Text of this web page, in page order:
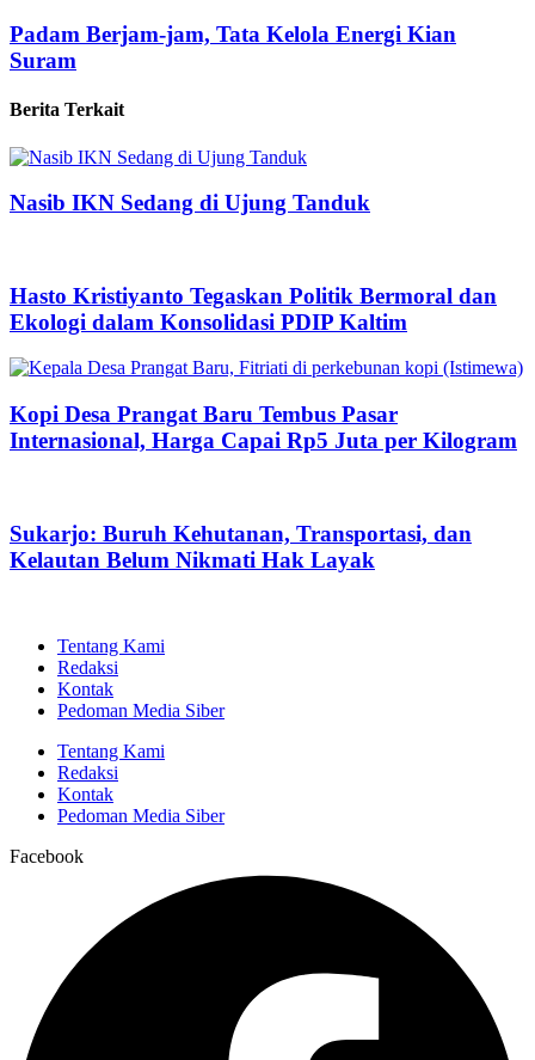
Padam Berjam-jam, Tata Kelola Energi Kian
Suram
Berita Terkait
Nasib IKN Sedang di Ujung Tanduk
Hasto Kristiyanto Tegaskan Politik Bermoral dan
Ekologi dalam Konsolidasi PDIP Kaltim
Kopi Desa Prangat Baru Tembus Pasar
Internasional, Harga Capai Rp5 Juta per Kilogram
Sukarjo: Buruh Kehutanan, Transportasi, dan
Kelautan Belum Nikmati Hak Layak
Tentang Kami
Redaksi
Kontak
Pedoman Media Siber
Tentang Kami
Redaksi
Kontak
Pedoman Media Siber
Facebook